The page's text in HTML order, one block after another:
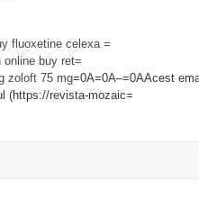
fluoxetine celexa =
online buy ret=
zoloft 75 mg=0A=0A–=0AAcest
(https://revista-mozaic=